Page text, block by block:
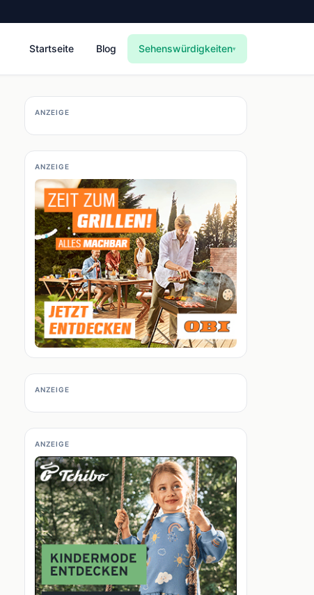
Startseite Blog Sehenswürdigkeiten▾
ANZEIGE
ANZEIGE
ANZEIGE
ANZEIGE